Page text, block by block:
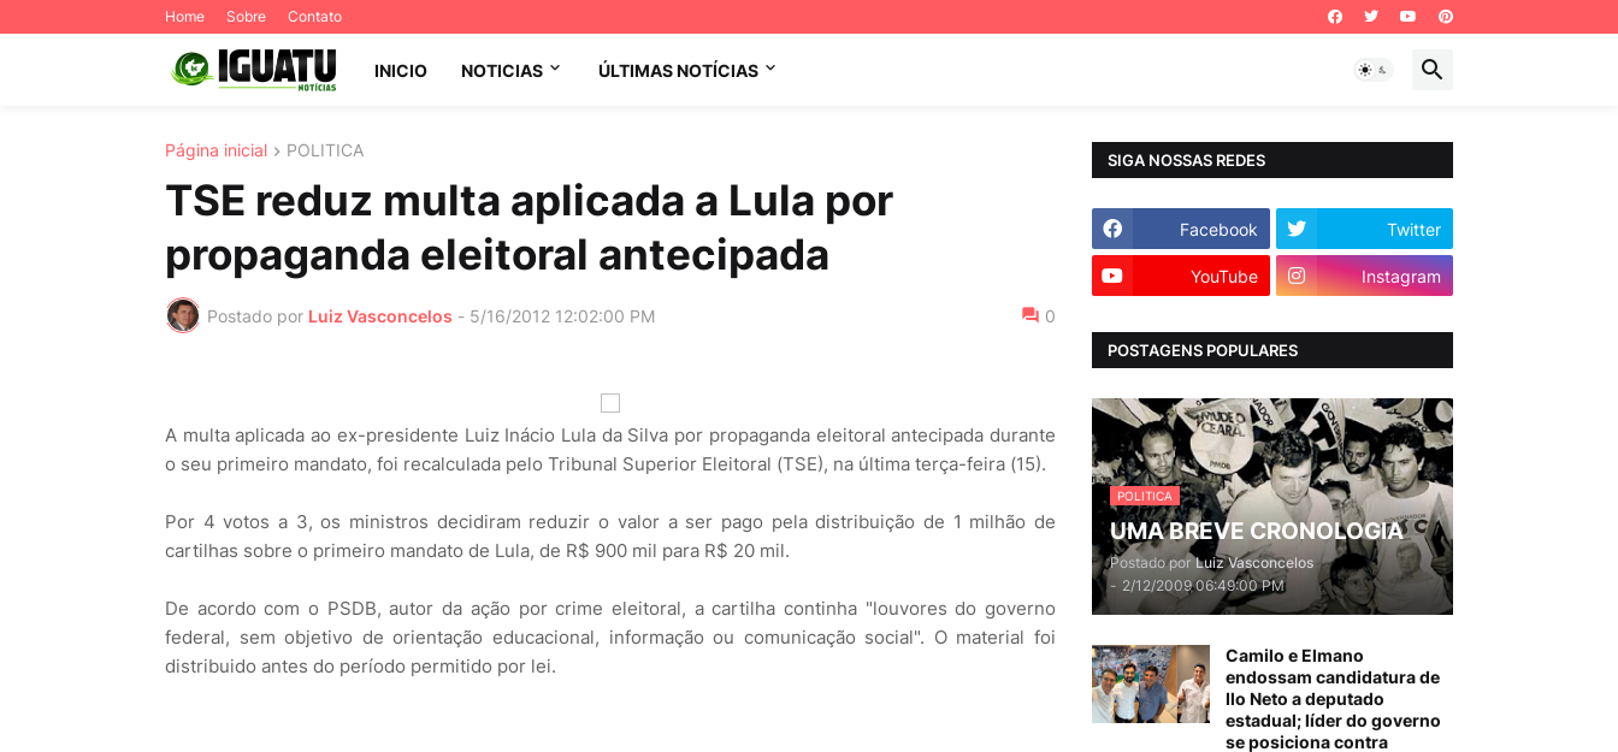
Home Sobre Contato
INICIO NOTICIAS ÚLTIMAS NOTÍCIAS
Página inicial POLITICA
TSE reduz multa aplicada a Lula por
propaganda eleitoral antecipada
Postado por Luiz Vasconcelos - 5/16/2012 12:02:00 PM 0
A multa aplicada ao ex-presidente Luiz Inácio Lula da Silva por propaganda eleitoral antecipada durante
o seu primeiro mandato, foi recalculada pelo Tribunal Superior Eleitoral (TSE), na última terça-feira (15).
Por 4 votos a 3, os ministros decidiram reduzir o valor a ser pago pela distribuição de 1 milhão de
cartilhas sobre o primeiro mandato de Lula, de R$ 900 mil para R$ 20 mil.
De acordo com o PSDB, autor da ação por crime eleitoral, a cartilha continha "louvores do governo
federal, sem objetivo de orientação educacional, informação ou comunicação social". O material foi
distribuido antes do período permitido por lei.
SIGA NOSSAS REDES
Facebook Twitter
YouTube Instagram
POSTAGENS POPULARES
POLITICA
UMA BREVE CRONOLOGIA
Postado por Luiz Vasconcelos
- 2/12/2009 06:49:00 PM
Camilo e Elmano
endossam candidatura de
Ilo Neto a deputado
estadual; líder do governo
se posiciona contra